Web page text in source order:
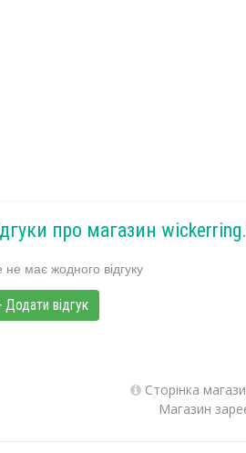
про магазин
має жодного відгуку
Додати відгук
Сторінка
Магазин